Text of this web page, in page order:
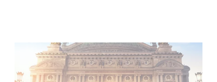
Gaumont et Good Hero annoncent la suite de Ballerina